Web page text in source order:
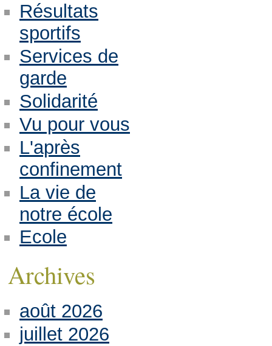
Résultats
sportifs
Services de
garde
Solidarité
Vu pour vous
L'après
confinement
La vie de
notre école
Ecole
Archives
août 2026
juillet 2026